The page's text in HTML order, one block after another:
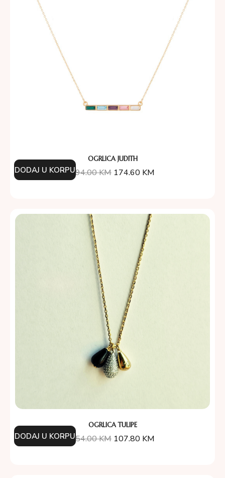
OGRLICA JUDITH
194.00KM 174.60 KM
DODAJ U KORPU
OGRLICA TULIPE
154.00KM 107.80 KM
DODAJ U KORPU